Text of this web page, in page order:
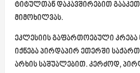
ტიტულთან დაკავშირებით
მიმოხილვას.
ეკლესიის გაფართოებული
იქნება პირდაპირ ეთერში
არხის საშუალებით. კერძოდ,